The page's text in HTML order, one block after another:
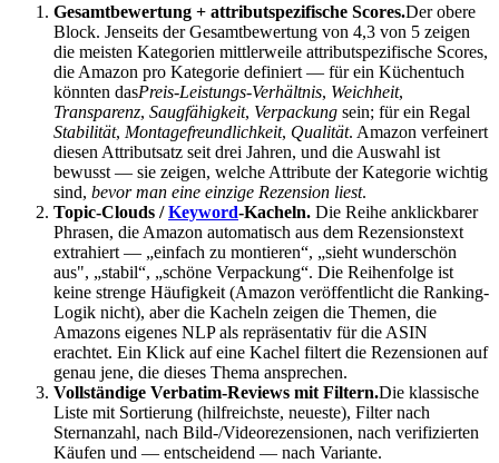
Gesamtbewertung + attributspezifische Scores.Der obere
Block. Jenseits der Gesamtbewertung von 4,3 von 5 zeigen
die meisten Kategorien mittlerweile attributspezifische Scores,
die Amazon pro Kategorie definiert — für ein Küchentuch
könnten dasPreis-Leistungs-Verhältnis, Weichheit,
Transparenz, Saugfähigkeit, Verpackung sein; für ein Regal
Stabilität, Montagefreundlichkeit, Qualität. Amazon verfeinert
diesen Attributsatz seit drei Jahren, und die Auswahl ist
bewusst — sie zeigen, welche Attribute der Kategorie wichtig
sind, bevor man eine einzige Rezension liest.
Topic-Clouds /Keyword-Kacheln. Die Reihe anklickbarer
Phrasen, die Amazon automatisch aus dem Rezensionstext
extrahiert — „einfach zu montieren“, „sieht wunderschön
aus", „stabil“, „schöne Verpackung“. Die Reihenfolge ist
keine strenge Häufigkeit (Amazon veröffentlicht die Ranking-
Logik nicht), aber die Kacheln zeigen die Themen, die
Amazons eigenes NLP als repräsentativ für die ASIN
erachtet. Ein Klick auf eine Kachel filtert die Rezensionen auf
genau jene, die dieses Thema ansprechen.
Vollständige Verbatim-Reviews mit Filtern.Die klassische
Liste mit Sortierung (hilfreichste, neueste), Filter nach
Sternanzahl, nach Bild-/Videorezensionen, nach verifizierten
Käufen und — entscheidend — nach Variante.